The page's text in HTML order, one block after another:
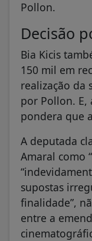
Pollon.
Decisão
Bia Kicis
150 mil em
realização da
por Pollon. E,
pondera que
A deputada
Amaral como
supostas
finalidade”,
entre a